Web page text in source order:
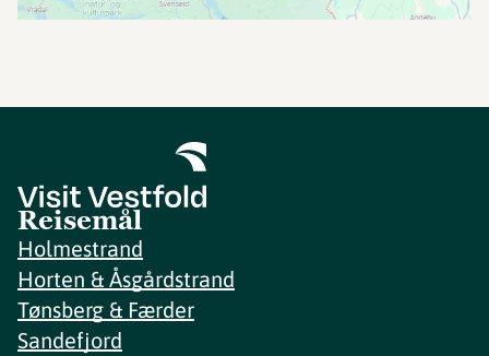
Reisemål
Holmestrand
Horten & Åsgårdstrand
Tønsberg & Færder
Sandefjord